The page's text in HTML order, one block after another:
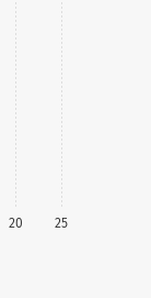
20 25